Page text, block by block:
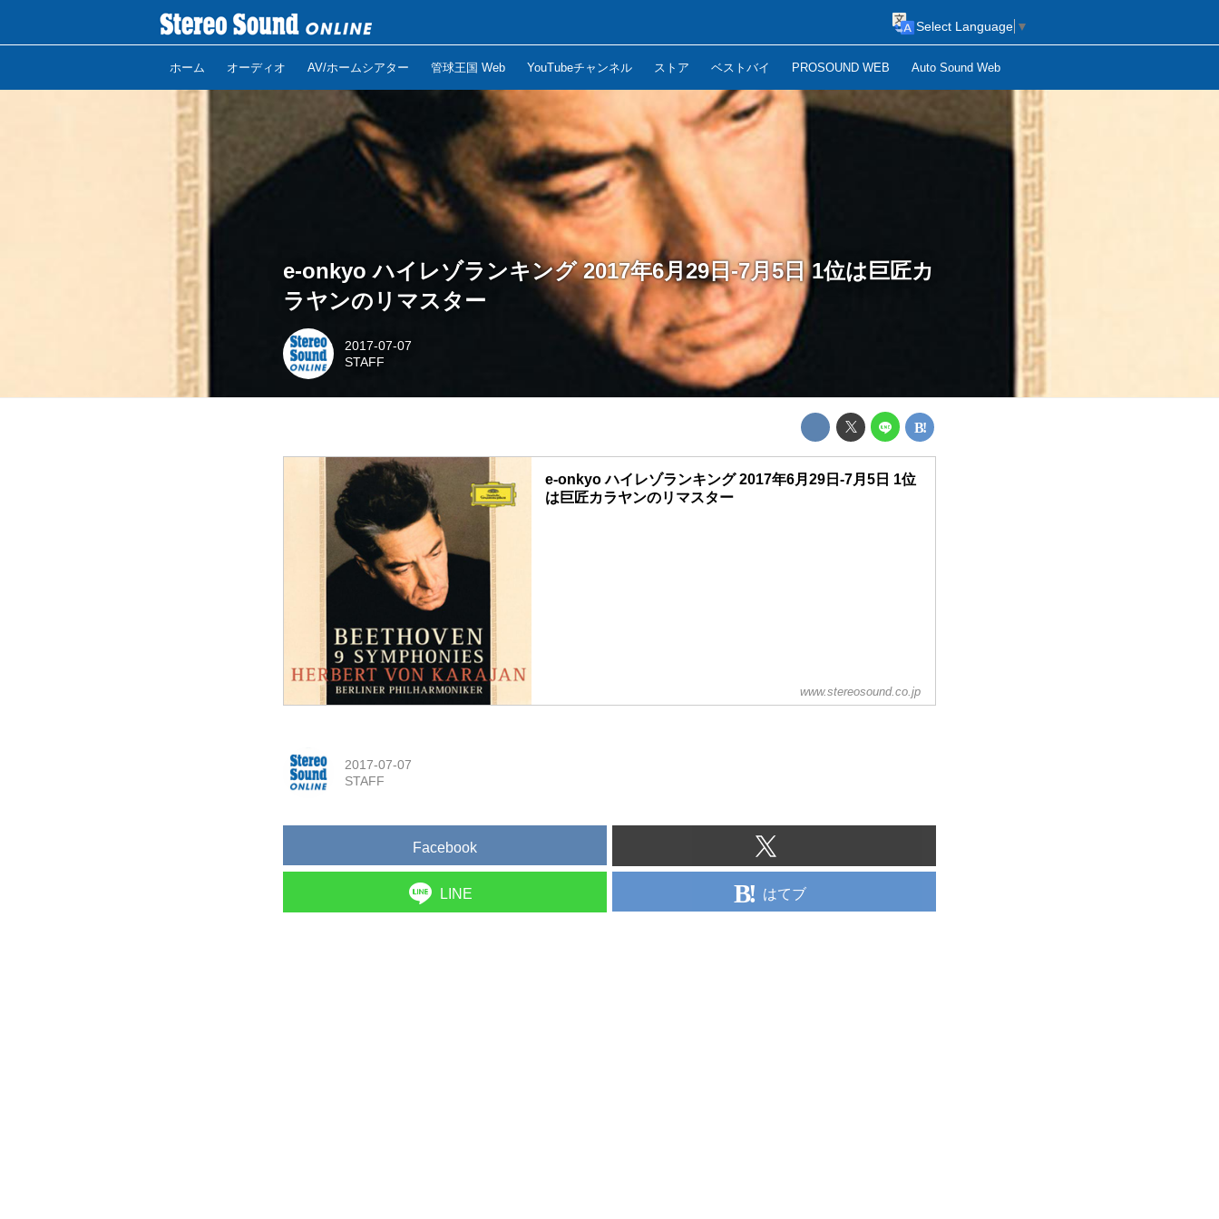
ホーム オーディオ AV/ホームシアター 管球王国 Web YouTubeチャンネル ストア ベストバイ PROSOUND WEB Auto Sound Web
Select Language ▼
e-onkyo ハイレゾランキング 2017年6月29日-7月5日 1位は巨匠カ
ラヤンのリマスター
2017-07-07
STAFF
e-onkyo ハイレゾランキング 2017年6月29日-7月5日 1位
は巨匠カラヤンのリマスター
www.stereosound.co.jp
2017-07-07
STAFF
Facebook
LINE はてブ